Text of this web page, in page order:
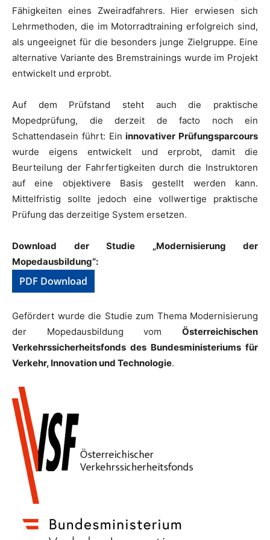
Fähigkeiten eines Zweiradfahrers. Hier erwiesen sich
Lehrmethoden, die im Motorradtraining erfolgreich sind,
als ungeeignet für die besonders junge Zielgruppe. Eine
alternative Variante des Bremstrainings wurde im Projekt
entwickelt und erprobt.
Auf dem Prüfstand steht auch die praktische
Mopedprüfung, die derzeit de facto noch ein
Schattendasein führt: Eininnovativer Prüfungsparcours
wurde eigens entwickelt und erprobt, damit die
Beurteilung der Fahrfertigkeiten durch die Instruktoren
auf eine objektivere Basis gestellt werden kann.
Mittelfristig sollte jedoch eine vollwertige praktische
Prüfung das derzeitige System ersetzen.
Download der Studie „Modernisierung der
Mopedausbildung“:
PDF Download
Gefördert wurde die Studie zum Thema Modernisierung
der Mopedausbildung vom Österreichischen
Verkehrssicherheitsfonds des Bundesministeriums für
Verkehr, Innovation und Technologie.